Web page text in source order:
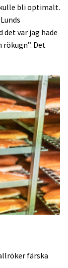
bli optimalt.
det var jag hade
Det
färska